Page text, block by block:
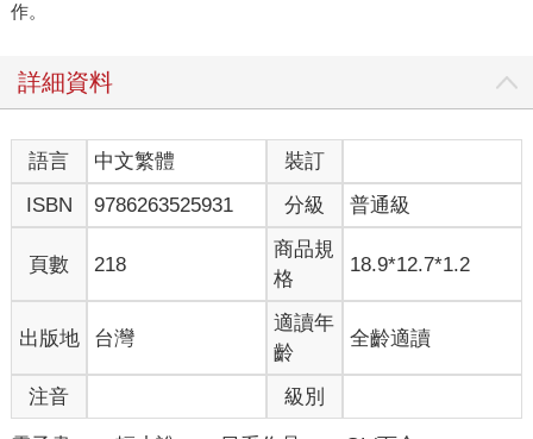
作。
詳細資料
語言 中文繁體
裝訂
ISBN
9786263525931 分級 普通級
頁數 218
商品規
格
18.9*12.7*1.2
出版地 台灣
適讀年
齡
全齡適讀
注音 級別